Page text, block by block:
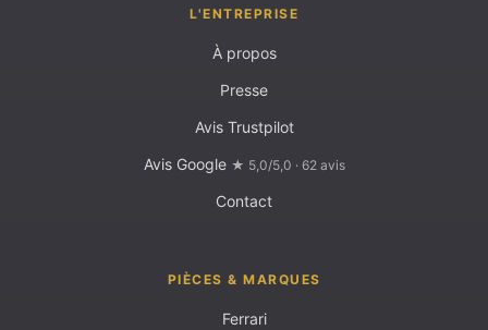
L'ENTREPRISE
À propos
Presse
Avis Trustpilot
Avis Google ★ 5,0/5,0 · 62 avis
Contact
PIÈCES & MARQUES
Ferrari